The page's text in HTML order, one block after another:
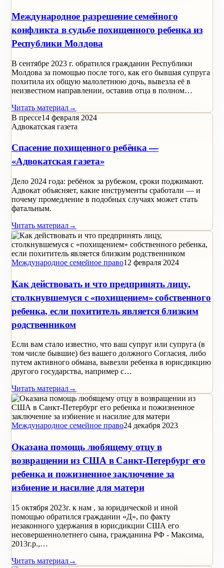
Международное разрешение семейного
конфликта в судьбе похищенного ребенка из
Республики Молдова
В сентябре 2023 г. обратился гражданин Республики
Молдова за помощью после того, как его бывшая супруга
похитила их общую малолетнюю дочь, вывезла её в
неизвестном направлении, оставив отца в полном…
Читать материал→
В прессе14 февраля 2024
Адвокатская газета
Спасение похищенного ребёнка —
«Адвокатская газета»
Дело 2024 года: ребёнок за рубежом, сроки поджимают.
Адвокат объясняет, какие инструменты сработали — и
почему промедление в подобных случаях может стать
фатальным.
Читать материал→
Международное семейное право12 февраля 2024
Как действовать и что предпринять лицу,
столкнувшемуся с «похищением» собственного
ребенка, если похититель является близким
родственником
Если вам стало известно, что ваш супруг или супруга (в
том числе бывшие) без вашего должного Согласия, либо
путем активного обмана, вывезли ребенка в юрисдикцию
другого государства, например с…
Читать материал→
Международное семейное право24 декабря 2023
Оказана помощь любящему отцу в
возвращении из США в Санкт-Петербург его
ребенка и пожизненное заключение за
избиение и насилие для матери
15 октября 2023г. к нам , за юридической и иной
помощью обратился гражданин «Д», по факту
незаконного удержания в юрисдикции США его
несовершеннолетнего сына, гражданина РФ - Максима,
2013г.р.,…
Читать материал→